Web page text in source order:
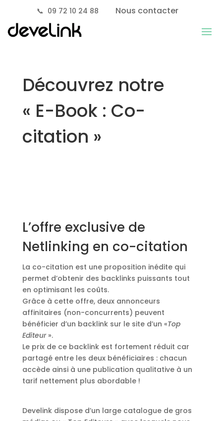
📞 09 72 10 24 88 Nous contacter
Découvrez notre
« E-Book : Co-
citation »
L’offre exclusive de
Netlinking en co-citation
La co-citation est une proposition inédite qui
permet d’obtenir des backlinks puissants tout
en optimisant les coûts.
Grâce à cette offre, deux annonceurs
affinitaires (non-concurrents) peuvent
bénéficier d’un backlink sur le site d’un «Top
Editeur».
Le prix de ce backlink est fortement réduit car
partagé entre les deux bénéficiaires : chacun
accède ainsi à une publication qualitative à un
tarif nettement plus abordable !
Develink dispose d’un large catalogue de gros